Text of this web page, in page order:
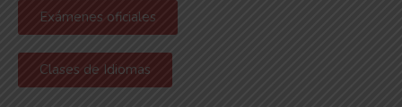
Exámenes oficiales
Clases de Idiomas